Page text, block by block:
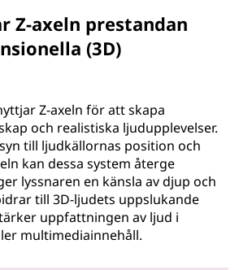
Z-axeln prestandan
(3D)
Z-axeln för att skapa
och realistiska ljudupplevelser.
till ljudkällornas position och
kan dessa system återge
lyssnaren en känsla av djup och
till 3D-ljudets uppslukande
uppfattningen av ljud i
multimediainnehåll.